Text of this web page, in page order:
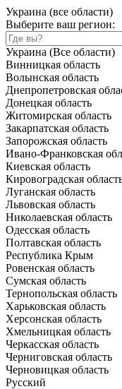
Украина (все области)
Выберите ваш регион:
Украина (Все области)
Винницкая область
Волынская область
Днепропетровская
Донецкая область
Житомирская область
Закарпатская область
Запорожская область
Ивано-Франковская
Киевская область
Кировоградская
Луганская область
Львовская область
Николаевская область
Одесская область
Полтавская область
Республика Крым
Ровенская область
Сумская область
Тернопольская область
Харьковская область
Херсонская область
Хмельницкая область
Черкасская область
Черниговская область
Черновицкая область
Русский